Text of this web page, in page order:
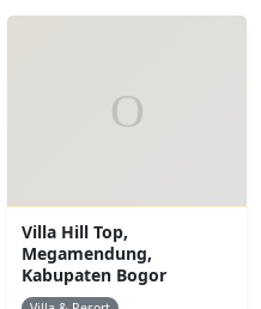
Villa Hill Top,
Megamendung,
Kabupaten Bogor